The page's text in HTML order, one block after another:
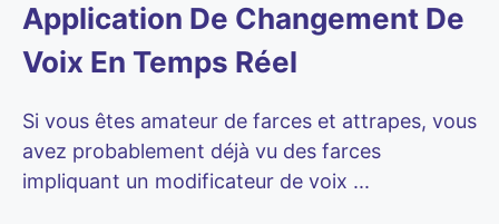
Application De Changement De
Voix En Temps Réel
Si vous êtes amateur de farces et attrapes, vous
avez probablement déjà vu des farces
impliquant un modificateur de voix ...